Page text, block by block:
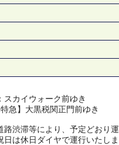
スカイウォーク前ゆき
急】大黒税関正門前ゆき
渋滞等により、予定どおり運
は休日ダイヤで運行いたしま